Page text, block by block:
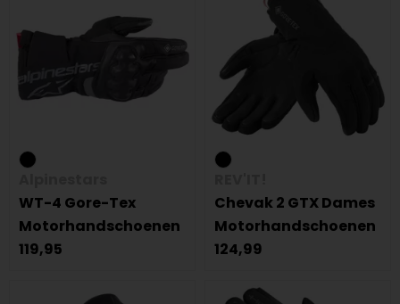
WT-4 Gore-Tex
Motorhandschoenen
119,95
Chevak 2 GTX Dames
Motorhandschoenen
124,99